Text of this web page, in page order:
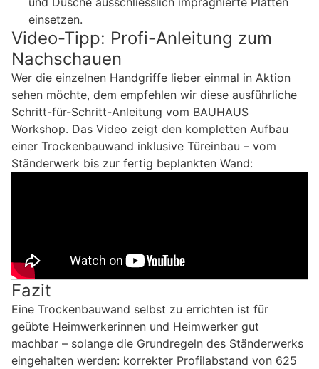
einsetzen.
Video-Tipp: Profi-Anleitung zum
Nachschauen
Wer die einzelnen Handgriffe lieber einmal in Aktion
sehen möchte, dem empfehlen wir diese ausführliche
Schritt-für-Schritt-Anleitung vom BAUHAUS
Workshop. Das Video zeigt den kompletten Aufbau
einer Trockenbauwand inklusive Türeinbau – vom
Ständerwerk bis zur fertig beplankten Wand:
Fazit
Eine Trockenbauwand selbst zu errichten ist für
geübte Heimwerkerinnen und Heimwerker gut
machbar – solange die Grundregeln des Ständerwerks
eingehalten werden: korrekter Profilabstand von 625